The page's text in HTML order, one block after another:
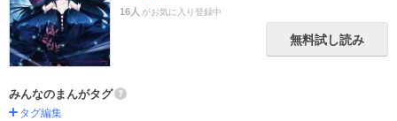
16人 がお気に入り登録中
無料試し読み
みんなのまんがタグ
タグ編集